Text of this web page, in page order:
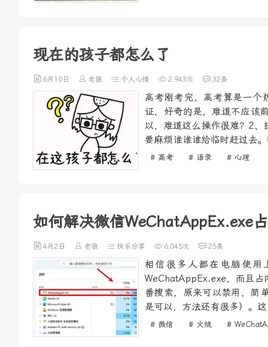
现在的孩子都怎么了
6月10日 老狼 个人心情 2,943次 32条
高考刚考完，高考算是一个
证，好奇的是，难道不应该
以，难道这么操作很难？2
要麻烦谁谁谁给临时赶过去
# 高考 # 语录 # 心理
如何解决微信WeChatAppEx.exe
4月2日 老狼 快乐分享 6,045次 25条
相信很多人都在电脑使用
WeChatAppEx.exe，而且占
番搜索，原来可以禁用，简
是可以，方法还有很多）。
# 微信 # 火绒 #